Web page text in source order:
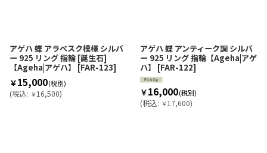
アゲハ 蝶 アラベスク模様 シルバ
ー 925 リング 指輪 [誕生石]
【Ageha|アゲハ】
[FAR-123]
￥15,000(税別)
(税込: ￥16,500)
アゲハ 蝶 アンティーク調 シルバ
ー 925 リング 指輪【Ageha|アゲ
ハ】
[FAR-122]
￥16,000(税別)
(税込: ￥17,600)